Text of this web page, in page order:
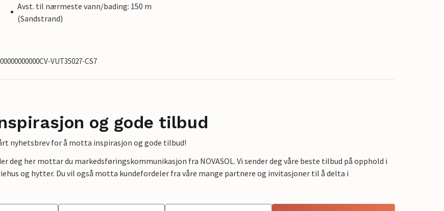
Avst. til nærmeste vann/bading: 150 m
(Sandstrand)
VUT35027-CS7
og gode tilbud
nyhetsbrev for å motta inspirasjon og gode tilbud!
deg her mottar du markedsføringskommunikasjon fra NOVASOL. Vi sender deg våre beste tilbud på opphold i
og hytter. Du vil også motta kundefordeler fra våre mange partnere og invitasjoner til å delta i